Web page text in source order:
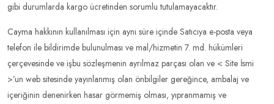
gibi durumlarda kargo ücretinden sorumlu tutulamayacaktır.
Cayma hakkının kullanılması için aynı süre içinde Satıcıya e-posta veya
telefon ile bildirimde bulunulması ve mal/hizmetin 7. md. hükümleri
çerçevesinde ve işbu sözleşmenin ayrılmaz parçası olan ve < Site İsmi
>’un web sitesinde yayınlanmış olan önbilgiler gereğince, ambalaj ve
içeriğinin denenirken hasar görmemiş olması, yıpranmamış ve